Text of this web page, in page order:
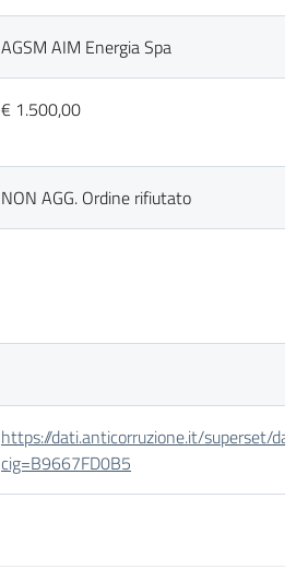
AGSM AIM Energia Spa
€ 1.500,00
NON AGG. Ordine rifiutato
https://dati.anticorruzione.it/superset/
cig=B9667FD0B5